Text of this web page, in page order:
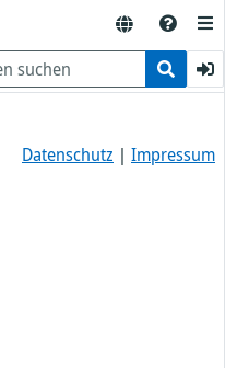
Datenschutz | Impressum